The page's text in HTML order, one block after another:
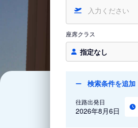
座席クラス
指定なし
検索条件を追加
往路出発日
2026年8月6日